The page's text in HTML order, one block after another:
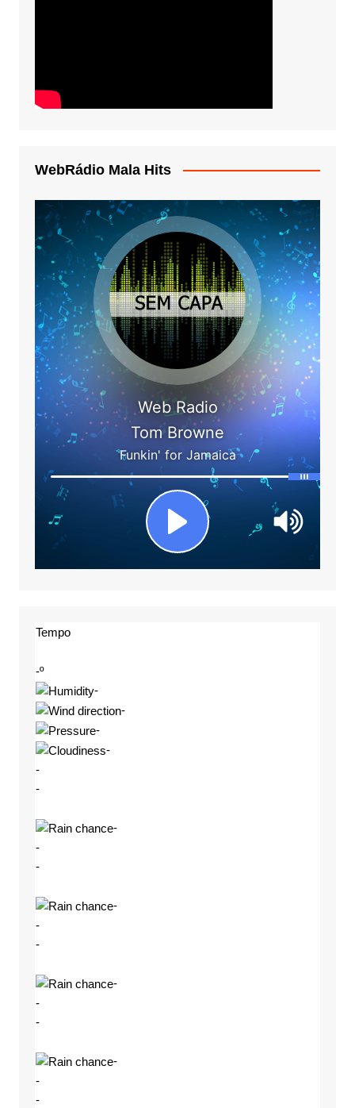
WebRádio Mala Hits
Tempo
-º
-
-
-
-
-
-
-
-
-
-
-
-
-
-
-
-
-
-